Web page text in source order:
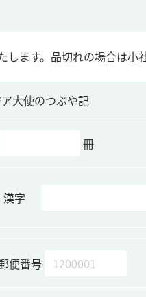
ます。品切れの場合は小
大使のつぶや記
冊
漢字
便番号